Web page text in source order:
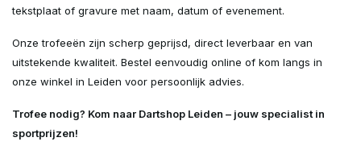
tekstplaat of gravure met naam, datum of evenement.
Onze trofeeën zijn scherp geprijsd, direct leverbaar en van
uitstekende kwaliteit. Bestel eenvoudig online of kom langs in
onze winkel in Leiden voor persoonlijk advies.
Trofee nodig? Kom naar Dartshop Leiden – jouw specialist in
sportprijzen!